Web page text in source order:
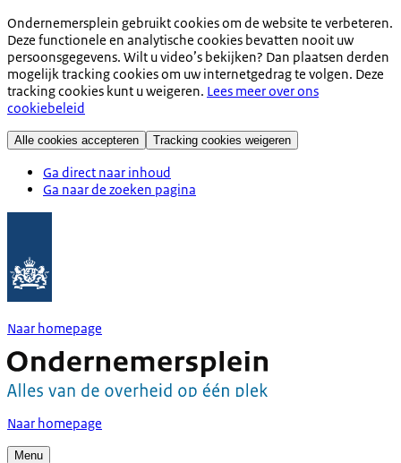
Ondernemersplein gebruikt cookies om de website te verbeteren.
Deze functionele en analytische cookies bevatten nooit uw
persoonsgegevens. Wilt u video’s bekijken? Dan plaatsen derden
mogelijk tracking cookies om uw internetgedrag te volgen. Deze
tracking cookies kunt u weigeren. Lees meer over ons
cookiebeleid
Alle cookies accepteren Tracking cookies weigeren
Ga direct naar inhoud
Ga naar de zoeken pagina
Naar homepage
Naar homepage
Menu